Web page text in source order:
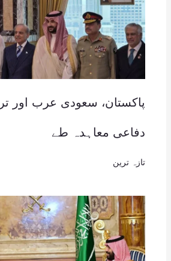
پاکستان، سعودی عرب اور
دفاعی معاہدہ طے
تازہ ترین